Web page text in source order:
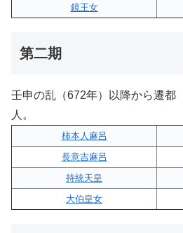
鏡王女
第二期
壬申の乱（672年）以降から遷都
人。
柿本人麻呂
長意吉麻呂
持統天皇
大伯皇女